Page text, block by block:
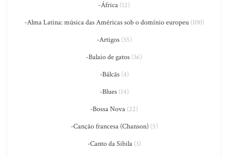
-África (12)
-Alma Latina: música das Américas sob o domínio europeu(100)
-Artigos(35)
-Balaio de gatos (36)
-Bálcãs(4)
-Blues(14)
-Bossa Nova (22)
-Canção francesa (Chanson)(5)
-Canto da Sibila(3)